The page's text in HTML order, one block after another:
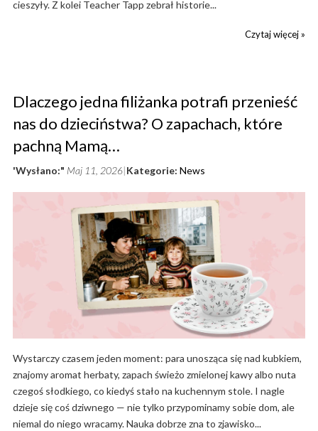
cieszyły. Z kolei Teacher Tapp zebrał historie...
Czytaj więcej »
Dlaczego jedna filiżanka potrafi przenieść
nas do dzieciństwa? O zapachach, które
pachną Mamą…
'Wysłano:" Maj 11, 2026 Kategorie: News
Wystarczy czasem jeden moment: para unosząca się nad kubkiem,
znajomy aromat herbaty, zapach świeżo zmielonej kawy albo nuta
czegoś słodkiego, co kiedyś stało na kuchennym stole. I nagle
dzieje się coś dziwnego — nie tylko przypominamy sobie dom, ale
niemal do niego wracamy. Nauka dobrze zna to zjawisko...